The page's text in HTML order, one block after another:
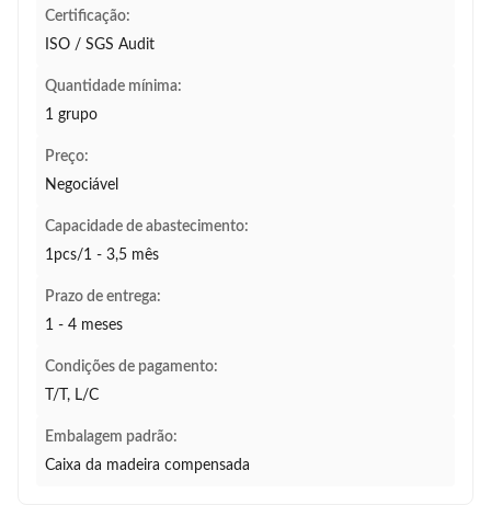
Certificação:
ISO / SGS Audit
Quantidade mínima:
1 grupo
Preço:
Negociável
Capacidade de abastecimento:
1pcs/1 - 3,5 mês
Prazo de entrega:
1 - 4 meses
Condições de pagamento:
T/T, L/C
Embalagem padrão:
Caixa da madeira compensada